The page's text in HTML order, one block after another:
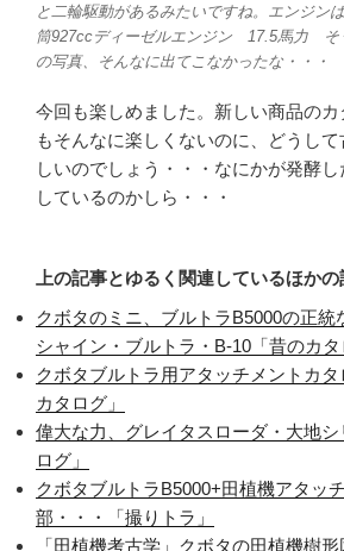
と二輪駆動があるみたいですね。エンジン
筒927ccディーゼルエンジン 17.5馬力 そ
の写真、そんなに出てこなかったな・・・
今回も楽しめました。新しい商品の
もそんなに楽しくないのに、どうし
しいのでしょう・・・なにかが発酵
しているのかしら・・・
上の記事とゆるく関連しているほか
クボタのミニ、ブルトラB5000の正統
シャイン・ブルトラ・B-10「昔のカタ
クボタブルトラ用アタッチメントカ
カタログ」
偉大な力、グレイタスローダ・大地
ログ」
クボタブルトラB5000+田植機アタッ
部・・・「撮りトラ」
「田植機考古学」クボタの田植機樹